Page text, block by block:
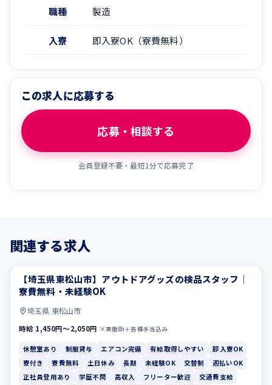
職種 製造
入寮 即入寮OK（寮費無料）
この求人に応募する
応募・相談する
会員登録不要・最短1分で応募完了
関連する求人
休憩室あり 制服貸与
【埼玉県東松山市】アウトドアグッズの検品スタッフ｜
寮費無料・未経験OK
埼玉県 東松山市
時給 1,450円〜2,050円 ×実働8h＋各種手当込み
休憩室あり 制服貸与 エアコン完備 有給取得しやすい
即入寮OK
寮付き
寮費無料 土日休み 長期 未経験OK 交替制
週払いOK
正社員登用あり
学歴不問 高収入 フリーター歓迎
交通費支給